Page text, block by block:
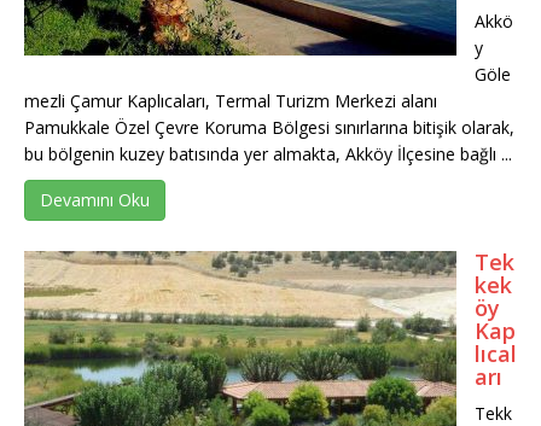
Akkö
y
Göle
mezli Çamur Kaplıcaları, Termal Turizm Merkezi alanı
Pamukkale Özel Çevre Koruma Bölgesi sınırlarına bitişik olarak,
bu bölgenin kuzey batısında yer almakta, Akköy İlçesine bağlı ...
Devamını Oku
Tek
kek
öy
Kap
lıcal
arı
Tekk